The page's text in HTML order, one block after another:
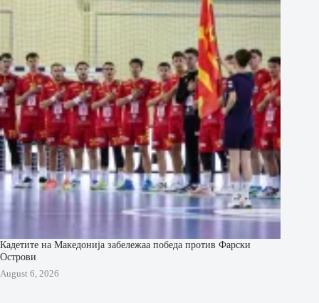
Кадетите на Македонија забележаа победа против Фарски
Острови
August 6, 2026